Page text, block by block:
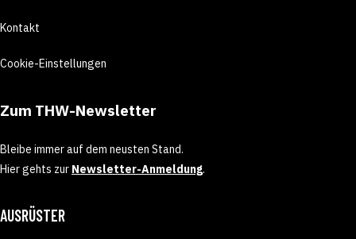
Kontakt
Cookie-Einstellungen
Zum THW-Newsletter
Bleibe immer auf dem neusten Stand.
Hier gehts zur Newsletter-Anmeldung.
AUSRÜSTER